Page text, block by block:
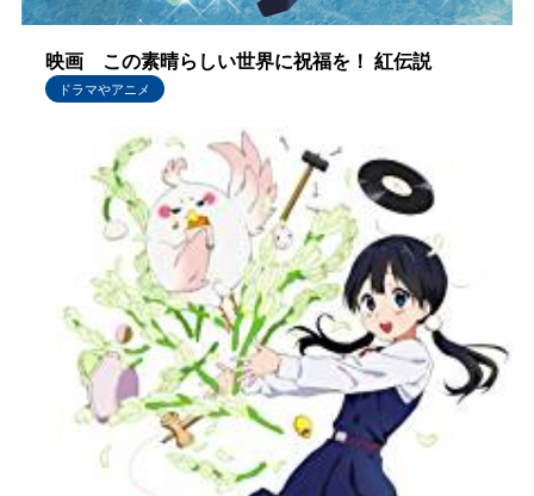
映画 この素晴らしい世界に祝福を！ 紅伝説
ドラマやアニメ